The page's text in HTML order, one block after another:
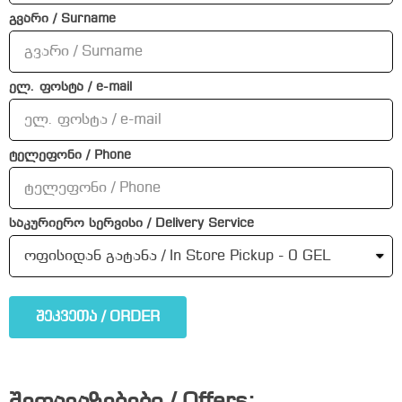
გვარი / Surname
ელ. ფოსტა / e-mail
ტელეფონი / Phone
საკურიერო სერვისი / Delivery Service
შეკვეთა / ORDER